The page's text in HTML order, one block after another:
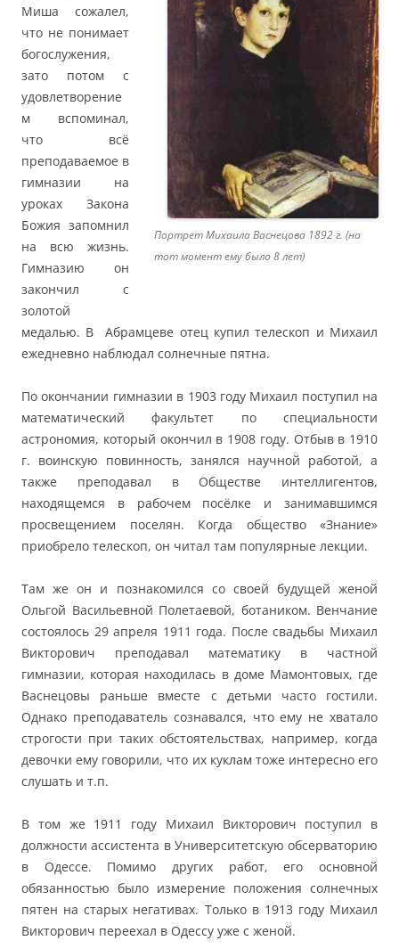
Портрет Михаила Васнецова 1892 г. (на
тот момент ему было 8 лет)
Миша сожалел,
что не понимает
богослужения,
зато потом с
удовлетворение
м вспоминал,
что всё
преподаваемое в
гимназии на
уроках Закона
Божия запомнил
на всю жизнь.
Гимназию он
закончил с
золотой
медалью. В Абрамцеве отец купил телескоп и Михаил
ежедневно наблюдал солнечные пятна.
По окончании гимназии в 1903 году Михаил поступил на
математический факультет по специальности
астрономия, который окончил в 1908 году. Отбыв в 1910
г. воинскую повинность, занялся научной работой, а
также преподавал в Обществе интеллигентов,
находящемся в рабочем посёлке и занимавшимся
просвещением поселян. Когда общество «Знание»
приобрело телескоп, он читал там популярные лекции.
Там же он и познакомился со своей будущей женой
Ольгой Васильевной Полетаевой, ботаником. Венчание
состоялось 29 апреля 1911 года. После свадьбы Михаил
Викторович преподавал математику в частной
гимназии, которая находилась в доме Мамонтовых, где
Васнецовы раньше вместе с детьми часто гостили.
Однако преподаватель сознавался, что ему не хватало
строгости при таких обстоятельствах, например, когда
девочки ему говорили, что их куклам тоже интересно его
слушать и т.п.
В том же 1911 году Михаил Викторович поступил в
должности ассистента в Университетскую обсерваторию
в Одессе. Помимо других работ, его основной
обязанностью было измерение положения солнечных
пятен на старых негативах. Только в 1913 году Михаил
Викторович переехал в Одессу уже с женой.